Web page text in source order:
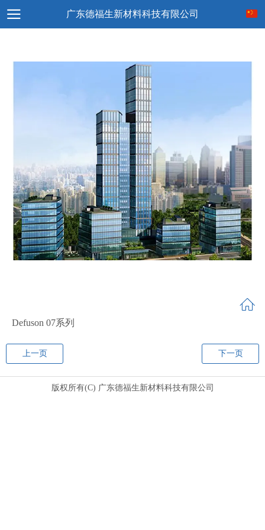
广东德福生新材料科技有限公司
Defuson 07系列
上一页 下一页
版权所有(C) 广东德福生新材料科技有限公司